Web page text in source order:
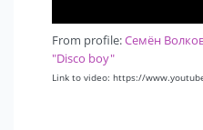
From profile:Семён
"Disco boy"
Link to video: https://